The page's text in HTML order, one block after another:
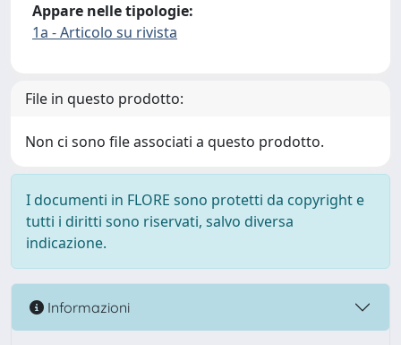
Appare nelle tipologie:
1a - Articolo su rivista
File in questo prodotto:
Non ci sono file associati a questo prodotto.
I documenti in FLORE sono protetti da copyright e
tutti i diritti sono riservati, salvo diversa
indicazione.
Informazioni